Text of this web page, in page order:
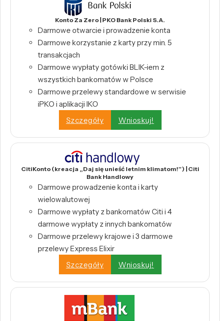
Konto Za Zero | PKO Bank Polski S.A.
Darmowe otwarcie i prowadzenie konta
Darmowe korzystanie z karty przy min. 5
transakcjach
Darmowe wypłaty gotówki BLIK-iem z
wszystkich bankomatów w Polsce
Darmowe przelewy standardowe w serwisie
iPKO i aplikacji IKO
Szczegóły
Wnioskuj!
CitiKonto (kreacja „Daj się unieść letnim klimatom!”) | Citi
Bank Handlowy
Darmowe prowadzenie konta i karty
wielowalutowej
Darmowe wypłaty z bankomatów Citi i 4
darmowe wypłaty z innych bankomatów
Darmowe przelewy krajowe i 3 darmowe
przelewy Express Elixir
Szczegóły
Wnioskuj!